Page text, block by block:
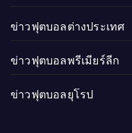
ข่าวฟุตบอลต่างประเทศ
ข่าวฟุตบอลพรีเมียร์ลีก
ข่าวฟุตบอลยุโรป